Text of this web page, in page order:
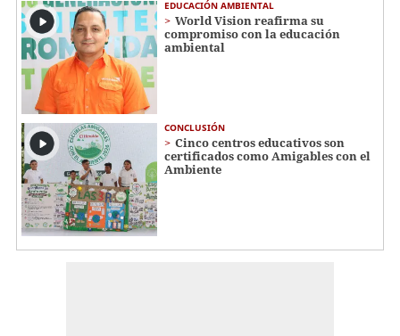
EDUCACIÓN AMBIENTAL
World Vision reafirma su
compromiso con la educación
ambiental
CONCLUSIÓN
Cinco centros educativos son
certificados como Amigables con el
Ambiente